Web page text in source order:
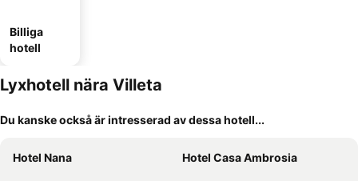
Billiga
hotell
Lyxhotell nära Villeta
Du kanske också är intresserad av dessa hotell...
Hotel Nana Hotel Casa Ambrosia